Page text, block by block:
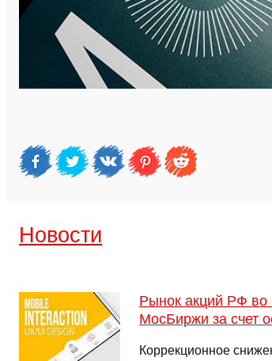
Новости
Рынок акций РФ во
МосБиржи за счет
Коррекционное